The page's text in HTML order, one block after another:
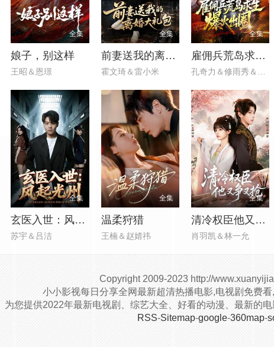
全集
娘子，别这样
王昭＆恩璟
全集
前妻送我的离婚大礼包
霍文琦＆雷小米
全集
雇佣兵荒岛求生爆火出圈第二季
孔奇力＆修雨秀＆王锦茵
全集
玄医入世：风起光州
苏宇＆吕洁
全集
温柔狩猎
王楠＆赵婧祎
全集
清冷权臣他又争又抢
肖羽凯＆林一允
Copyright2009-2023 http://
小小影视每日分享全网最新超清热播电影,电视剧免费
为您提供2022年最新电视剧、综艺大全、好看的动漫、最新的
RSS-Sitemap-google-360map-